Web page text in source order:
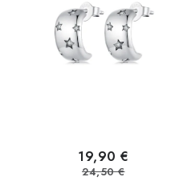
19,90 €
24,50 €